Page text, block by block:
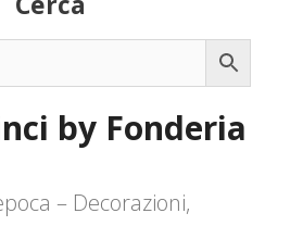
by Fonderia
– Decorazioni,